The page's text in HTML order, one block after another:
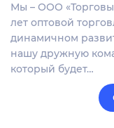
Мы – ООО
лет оптовой
динамичном
нашу дружную
который будет…